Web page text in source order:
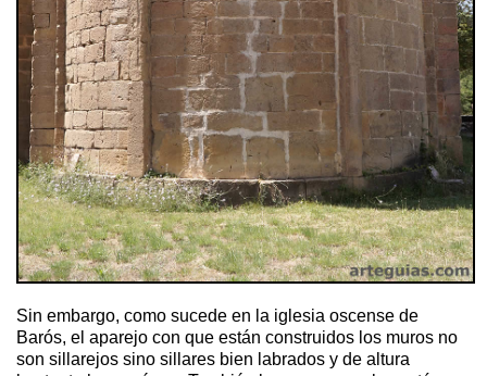
Sin embargo, como sucede en la iglesia oscense de
Barós, el aparejo con que están construidos los muros no
son sillarejos sino sillares bien labrados y de altura